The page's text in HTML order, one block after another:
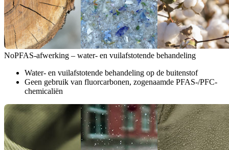
NoPFAS-afwerking – water- en vuilafstotende behandeling
Water- en vuilafstotende behandeling op de buitenstof
Geen gebruik van fluorcarbonen, zogenaamde PFAS-/PFC-
chemicaliën